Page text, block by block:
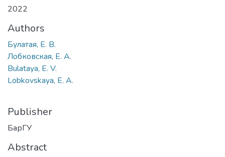
2022
Authors
Булатая, Е. В.
Лобковская, Е. А.
Bulataya, E. V.
Lobkovskaya, E. A.
Publisher
БарГУ
Abstract